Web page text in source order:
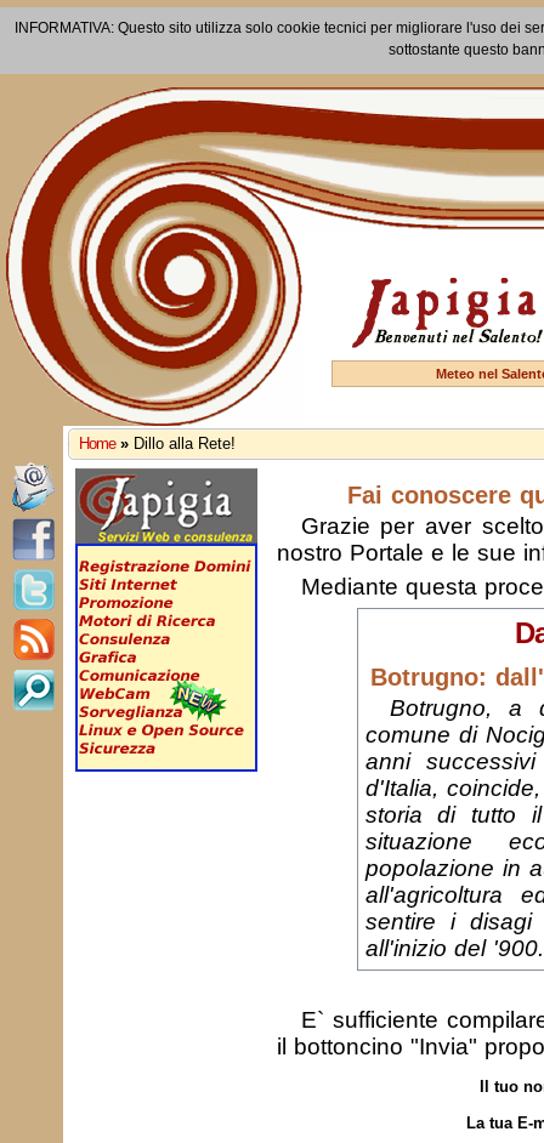
INFORMATIVA: Questo sito utilizza solo cookie tecnici per migliorare l'uso dei
sottostante questo
Meteo nel
Home » Dillo alla Rete!
Fai conoscere
Grazie per aver
nostro Portale e le sue
Mediante questa
Botrugno:
Botrugno, a
comune di
anni
d'Italia,
storia di tutto
situazione
popolazione in
all'agricoltura
sentire i disagi
all'inizio del '900.
E` sufficiente
il bottoncino "Invia"
Il tuo
La tua E-